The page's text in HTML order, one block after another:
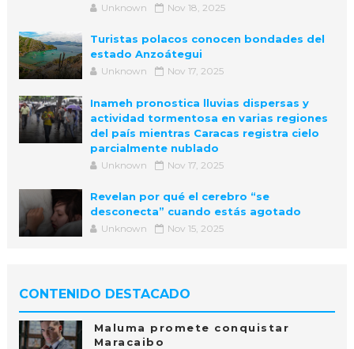
Unknown Nov 18, 2025
Turistas polacos conocen bondades del
estado Anzoátegui
Unknown Nov 17, 2025
Inameh pronostica lluvias dispersas y
actividad tormentosa en varias regiones
del país mientras Caracas registra cielo
parcialmente nublado
Unknown Nov 17, 2025
Revelan por qué el cerebro “se
desconecta” cuando estás agotado
Unknown Nov 15, 2025
CONTENIDO DESTACADO
Maluma promete conquistar
Maracaibo